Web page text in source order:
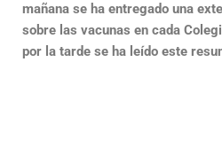
mañana se ha entregado una
sobre las vacunas en cada
por la tarde se ha leído este